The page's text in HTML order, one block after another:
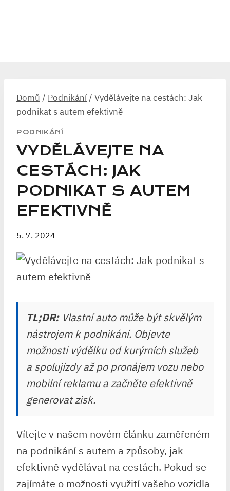
Domů / Podnikání / Vydělávejte na cestách: Jak
podnikat s autem efektivně
PODNIKÁNÍ
VYDĚLÁVEJTE NA
CESTÁCH: JAK
PODNIKAT S AUTEM
EFEKTIVNĚ
5. 7. 2024
TL;DR:Vlastní auto může být skvělým
nástrojem k podnikání. Objevte
možnosti výdělku od kurýrních služeb
a spolujízdy až po pronájem vozu nebo
mobilní reklamu a začněte efektivně
generovat zisk.
Vítejte v našem novém článku zaměřeném
na podnikání s autem a způsoby, jak
efektivně vydělávat na cestách. Pokud se
zajímáte o možnosti využití vašeho vozidla